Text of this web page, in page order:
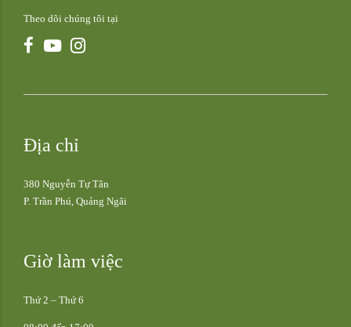
Theo dõi chúng tôi tại
Địa chỉ
380 Nguyễn Tự Tân
P. Trần Phú, Quảng Ngãi
Giờ làm việc
Thứ 2 – Thứ 6